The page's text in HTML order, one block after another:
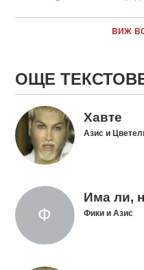
виж
ОЩЕ
Хавте
Азис и
Има ли,
Фики и Азис